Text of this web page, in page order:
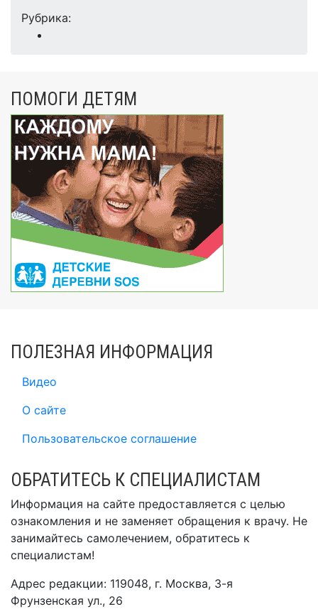
Рубрика:
ПОМОГИ ДЕТЯМ
ПОЛЕЗНАЯ ИНФОРМАЦИЯ
Видео
О сайте
Пользовательское соглашение
ОБРАТИТЕСЬ К СПЕЦИАЛИСТАМ
Информация на сайте предоставляется с целью
ознакомления и не заменяет обращения к врачу. Не
занимайтесь самолечением, обратитесь к
специалистам!
Адрес редакции: 119048, г. Москва, 3-я
Фрунзенская ул., 26